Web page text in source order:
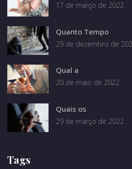
17 de março de 2022
Quanto Tempo
29 de dezembro de
Qual a
20 de maio de 2022
Quais os
29 de março de 2022
Tags